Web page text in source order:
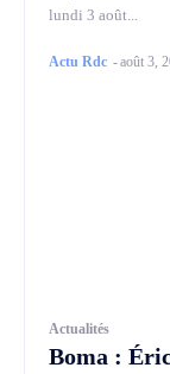
lundi 3 août...
Actu Rdc -août 3,
Actualités
Boma :